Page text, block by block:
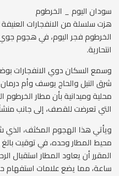
سودان اليوم _ الخرطوم
هزت سلسلة من الانفجارات
الخرطوم فجر اليوم، في هجوم
انتحارية.
وسمع السكان دوي الانفجارات
شرق النيل والحاج يوسف وأم
محلية وميدانية بأن مطار الخرطوم
التي تعرضت للقصف، إلى جانب
محيط المطار وحده، في توقيت
ساعة، مما يضع علامات استفهام